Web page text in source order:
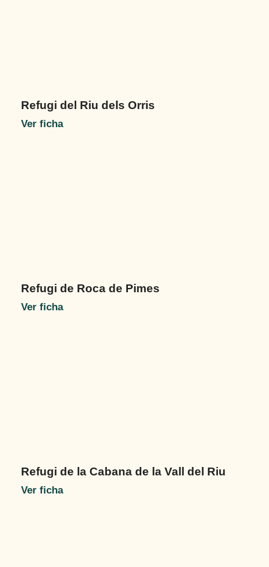
Refugi del Riu dels Orris
Ver ficha
Refugi de Roca de Pimes
Ver ficha
Refugi de la Cabana de la Vall del Riu
Ver ficha